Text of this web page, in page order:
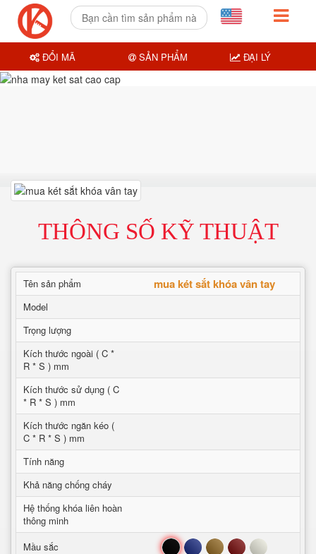
THÔNG SỐ KỸ THUẬT
Tên sản phẩm mua két sắt khóa vân tay
Model
Trọng lượng
Kích thước ngoài ( C *
R * S ) mm
Kích thước sử dụng ( C
* R * S ) mm
Kích thước ngăn kéo (
C * R * S ) mm
Tính năng
Khả năng chống cháy
Hệ thống khóa liên hoàn
thông minh
Mầu sắc
Đen Xanh Nâu Đỏ Trắng
ĐỔI MÃ SẢN PHẨM ĐẠI LÝ